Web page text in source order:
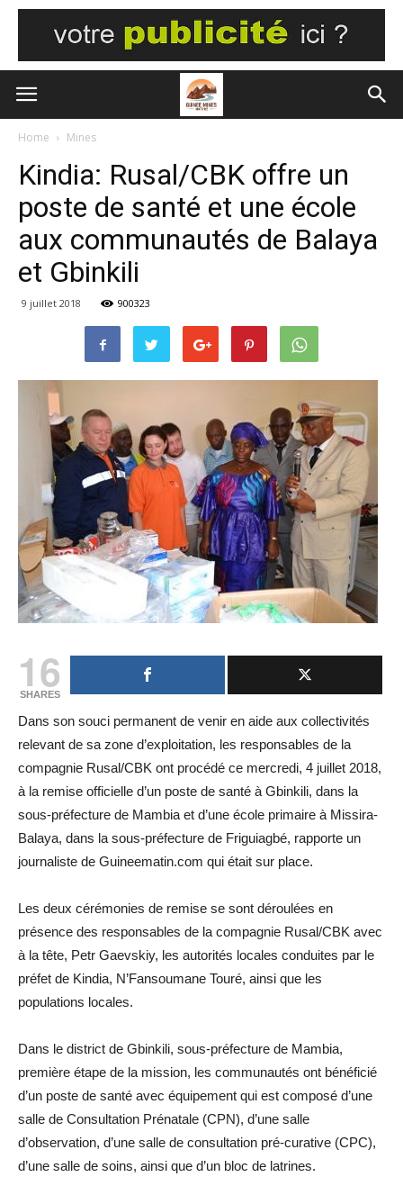
Home Mines
Kindia: Rusal/CBK offre un
poste de santé et une école
aux communautés de Balaya
et Gbinkili
9 juillet 2018 900323
16
SHARES
Dans son souci permanent de venir en aide aux collectivités
relevant de sa zone d’exploitation, les responsables de la
compagnie Rusal/CBK ont procédé ce mercredi, 4 juillet 2018,
à la remise officielle d’un poste de santé à Gbinkili, dans la
sous-préfecture de Mambia et d’une école primaire à Missira-
Balaya, dans la sous-préfecture de Friguiagbé, rapporte un
journaliste de Guineematin.com qui était sur place.
Les deux cérémonies de remise se sont déroulées en
présence des responsables de la compagnie Rusal/CBK avec
à la tête, Petr Gaevskiy, les autorités locales conduites par le
préfet de Kindia, N’Fansoumane Touré, ainsi que les
populations locales.
Dans le district de Gbinkili, sous-préfecture de Mambia,
première étape de la mission, les communautés ont bénéficié
d’un poste de santé avec équipement qui est composé d’une
salle de Consultation Prénatale (CPN), d’une salle
d’observation, d’une salle de consultation pré-curative (CPC),
d’une salle de soins, ainsi que d’un bloc de latrines.